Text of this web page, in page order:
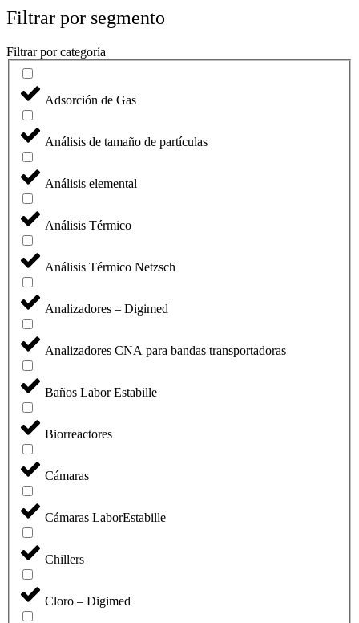
Filtrar por segmento
Filtrar por categoría
Adsorción de Gas
Análisis de tamaño de partículas
Análisis elemental
Análisis Térmico
Análisis Térmico Netzsch
Analizadores – Digimed
Analizadores CNA para bandas transportadoras
Baños Labor Estabille
Biorreactores
Cámaras
Cámaras LaborEstabille
Chillers
Cloro – Digimed